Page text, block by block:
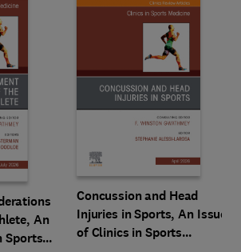
An
Sports
Concussion and Head
Injuries in Sports, An Issue
of Clinics in Sports